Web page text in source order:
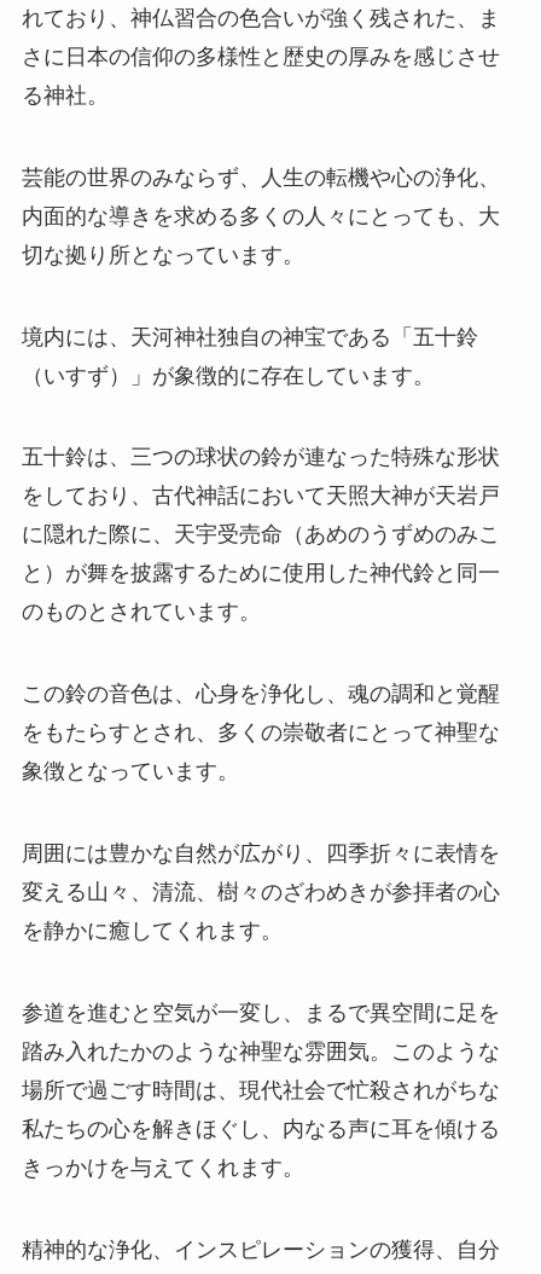
れており、神仏習合の色合いが強く残された、ま
さに日本の信仰の多様性と歴史の厚みを感じさせ
る神社。
芸能の世界のみならず、人生の転機や心の浄化、
内面的な導きを求める多くの人々にとっても、大
切な拠り所となっています。
境内には、天河神社独自の神宝である「五十鈴
（いすず）」が象徴的に存在しています。
五十鈴は、三つの球状の鈴が連なった特殊な形状
をしており、古代神話において天照大神が天岩戸
に隠れた際に、天宇受売命（あめのうずめのみこ
と）が舞を披露するために使用した神代鈴と同一
のものとされています。
この鈴の音色は、心身を浄化し、魂の調和と覚醒
をもたらすとされ、多くの崇敬者にとって神聖な
象徴となっています。
周囲には豊かな自然が広がり、四季折々に表情を
変える山々、清流、樹々のざわめきが参拝者の心
を静かに癒してくれます。
参道を進むと空気が一変し、まるで異空間に足を
踏み入れたかのような神聖な雰囲気。このような
場所で過ごす時間は、現代社会で忙殺されがちな
私たちの心を解きほぐし、内なる声に耳を傾ける
きっかけを与えてくれます。
精神的な浄化、インスピレーションの獲得、自分